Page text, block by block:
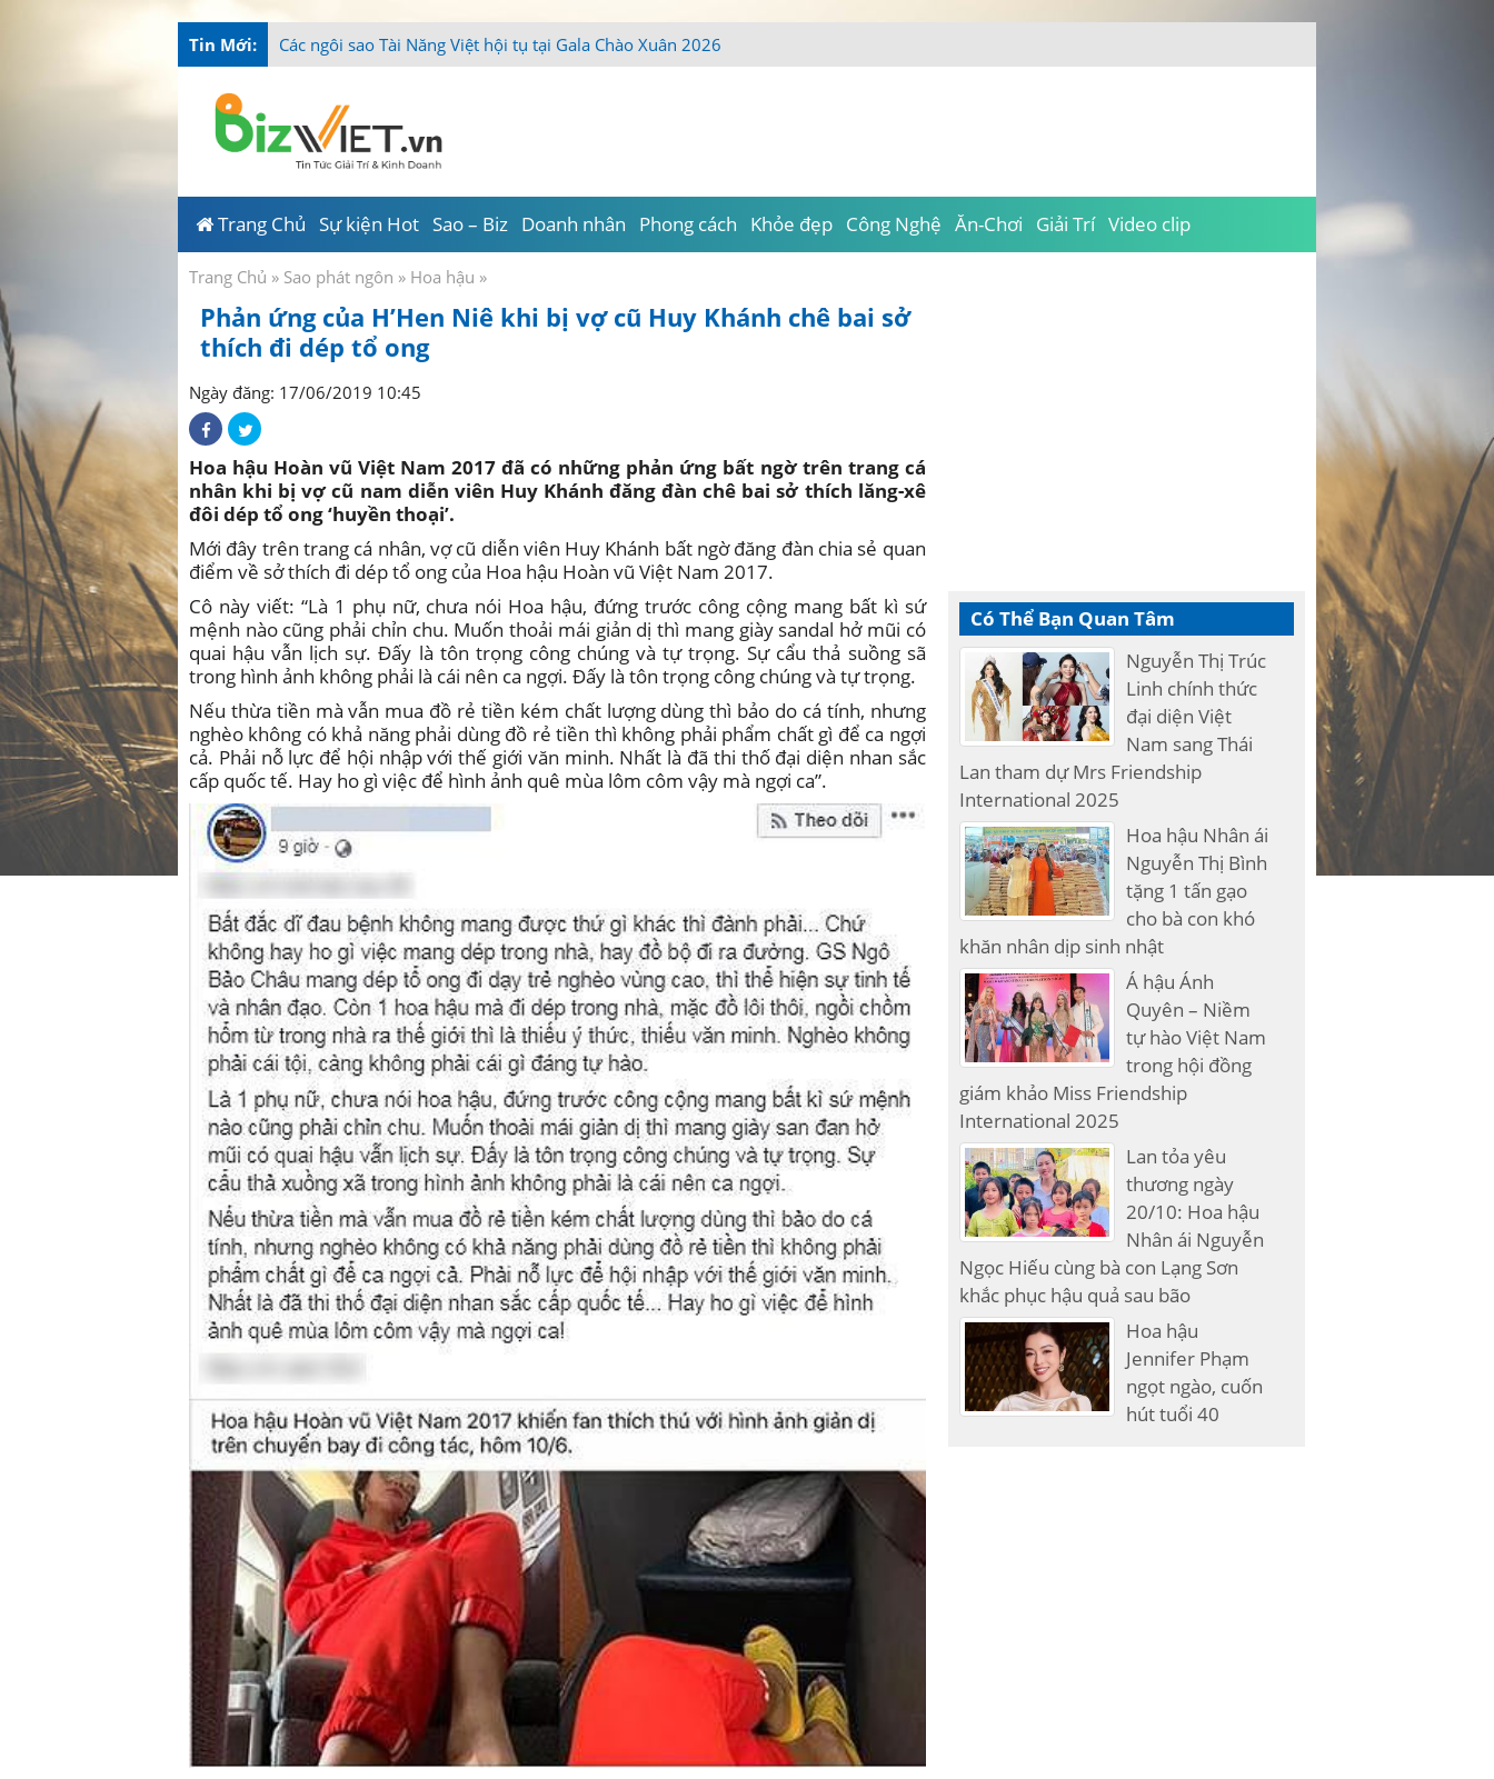
Tin Mới: Tài Năng_
Trang Chủ Sự kiện Hot Sao – Biz Doanh nhân Phong cách Khỏe đẹp Công Nghệ Ăn-Chơi Giải Trí Video clip
Trang Chủ » Sao phát ngôn » Hoa hậu »
Phản ứng của H’Hen Niê khi bị vợ cũ Huy Khánh chê bai sở
thích đi dép tổ ong
Ngày đăng: 17/06/2019 10:45
Hoa hậu Hoàn vũ Việt Nam 2017 đã có những phản ứng bất ngờ trên trang cá
nhân khi bị vợ cũ nam diễn viên Huy Khánh đăng đàn chê bai sở thích lăng-xê
đôi dép tổ ong ‘huyền thoại’.
Mới đây trên trang cá nhân, vợ cũ diễn viên Huy Khánh bất ngờ đăng đàn chia sẻ quan
điểm về sở thích đi dép tổ ong của Hoa hậu Hoàn vũ Việt Nam 2017.
Cô này viết: “Là 1 phụ nữ, chưa nói Hoa hậu, đứng trước công cộng mang bất kì sứ
mệnh nào cũng phải chỉn chu. Muốn thoải mái giản dị thì mang giày sandal hở mũi có
quai hậu vẫn lịch sự. Đấy là tôn trọng công chúng và tự trọng. Sự cẩu thả suồng sã
trong hình ảnh không phải là cái nên ca ngợi. Đấy là tôn trọng công chúng và tự trọng.
Nếu thừa tiền mà vẫn mua đồ rẻ tiền kém chất lượng dùng thì bảo do cá tính, nhưng
nghèo không có khả năng phải dùng đồ rẻ tiền thì không phải phẩm chất gì để ca ngợi
cả. Phải nỗ lực để hội nhập với thế giới văn minh. Nhất là đã thi thố đại diện nhan sắc
cấp quốc tế. Hay ho gì việc để hình ảnh quê mùa lôm côm vậy mà ngợi ca”.
Có Thể Bạn Quan Tâm
Nguyễn Thị Trúc
Linh chính thức
đại diện Việt
Nam sang Thái
Lan tham dự Mrs Friendship
International 2025
Hoa hậu Nhân ái
Nguyễn Thị Bình
tặng 1 tấn gạo
cho bà con khó
khăn nhân dịp sinh nhật
Á hậu Ánh
Quyên – Niềm
tự hào Việt Nam
trong hội đồng
giám khảo Miss Friendship
International 2025
Lan tỏa yêu
thương ngày
20/10: Hoa hậu
Nhân ái Nguyễn
Ngọc Hiếu cùng bà con Lạng Sơn
khắc phục hậu quả sau bão
Hoa hậu
Jennifer Phạm
ngọt ngào, cuốn
hút tuổi 40